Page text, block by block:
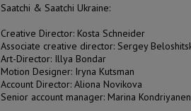
Saatchi & Saatchi Ukraine:
Creative Director: Kosta Schneider
Associate creative director: Sergey
Art-Director: Illya Bondar
Motion Designer: Iryna Kutsman
Account Director: Aliona Novikova
Senior account manager: Marina